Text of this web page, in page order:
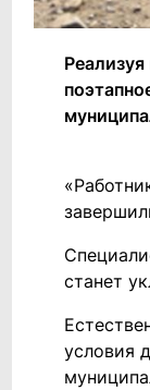
станет
условия